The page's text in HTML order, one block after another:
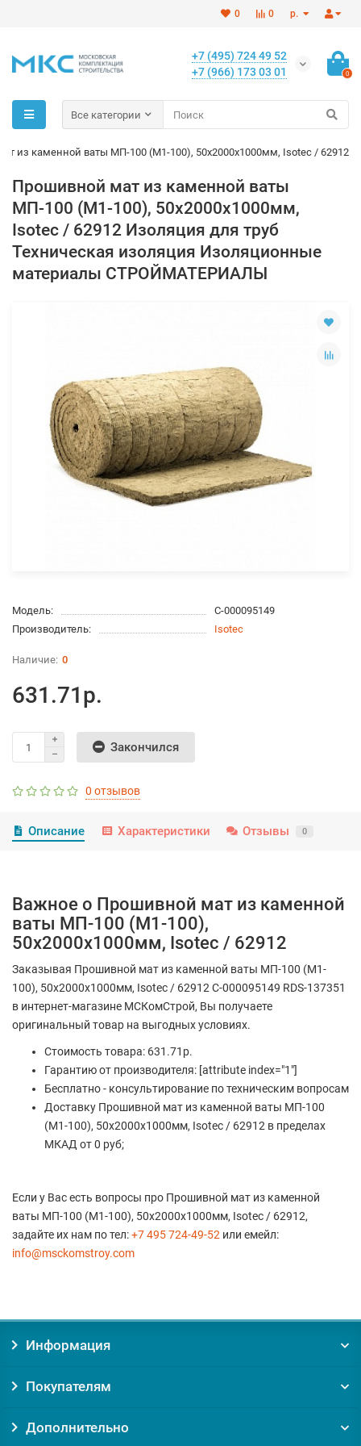
р.
0
0
+7 (495) 724 49 52
+7 (966) 173 03 01
0
Все категории
из каменной ваты МП-100 (M1-100), 50х2000х1000мм, Isotec / 62912
Прошивной мат из каменной ваты
МП-100 (M1-100), 50х2000х1000мм,
Isotec / 62912 Изоляция для труб
Техническая изоляция Изоляционные
материалы СТРОЙМАТЕРИАЛЫ
Модель:
С-000095149
Производитель:
Isotec
0
631.71р.
Закончился
0 отзывов
Описание Характеристики Отзывы 0
Важное о Прошивной мат из каменной
ваты МП-100 (M1-100),
50х2000х1000мм, Isotec / 62912
Заказывая Прошивной мат из каменной ваты МП-100 (M1-
100), 50х2000х1000мм, Isotec / 62912 С-000095149 RDS-137351
в интернет-магазине МСКомСтрой, Вы получаете
оригинальный товар на выгодных условиях.
Стоимость товара: 631.71р.
Гарантию от производителя: [attribute index="1"]
Бесплатно - консультирование по техническим вопросам
Доставку Прошивной мат из каменной ваты МП-100
(M1-100), 50х2000х1000мм, Isotec / 62912 в пределах
МКАД от 0 руб;
Если у Вас есть вопросы про Прошивной мат из каменной
ваты МП-100 (M1-100), 50х2000х1000мм, Isotec / 62912,
задайте их нам по тел:+7 495 724-49-52 или емейл:
info@msckomstroy.com
Информация
Покупателям
Дополнительно